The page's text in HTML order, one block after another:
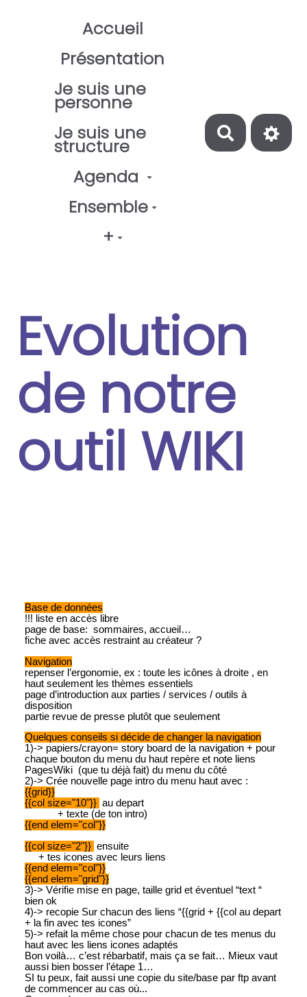
Aller au contenu principal
Accueil
Présentation
Je suis une
personne
Je suis une
structure
Agenda
Ensemble
+
Evolution
de notre
outil WIKI